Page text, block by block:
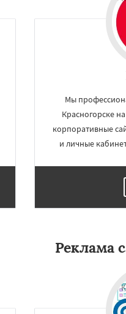
Мы
Красногорске
корпоративные
и личные
Реклама